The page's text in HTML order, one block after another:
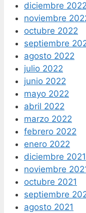
diciembre 2022
noviembre
octubre 2022
septiembre
agosto 2022
julio 2022
junio 2022
mayo 2022
abril 2022
marzo 2022
febrero 2022
enero 2022
diciembre 2021
noviembre
octubre 2021
septiembre
agosto 2021